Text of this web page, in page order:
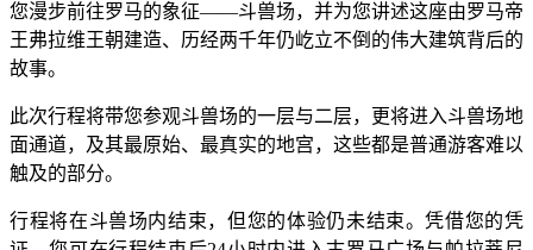
您漫步前往罗马的象征——斗兽场，并为您讲述这座由罗马帝
王弗拉维王朝建造、历经两千年仍屹立不倒的伟大建筑背后的
故事。
此次行程将带您参观斗兽场的一层与二层，更将进入斗兽场地
面通道，及其最原始、最真实的地宫，这些都是普通游客难以
触及的部分。
行程将在斗兽场内结束，但您的体验仍未结束。凭借您的凭